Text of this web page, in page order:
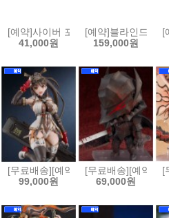
[예약]사이버 포뮬러 컬렉션 헤리티
41,000원
[예약]블라인드 박
159,000원
[
[무료배송][예약]PLAMATEA MX짱
99,000원
[무료배송][예약]넨
69,000원
[